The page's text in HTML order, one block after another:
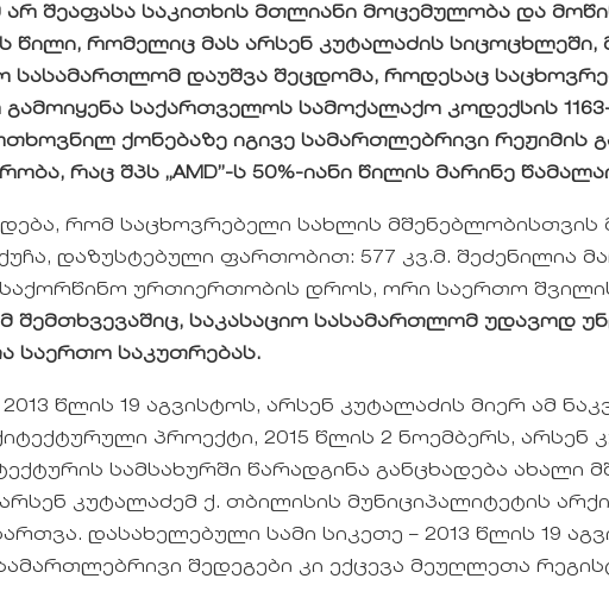
შეაფასა საკითხის მთლიანი მოცემულობა და
წილი, რომელიც მას არსენ კუტალაძის სიცოცხლეში,
სასამართლომ დაუშვა შეცდომა, როდესაც
საქართველოს სამოქალაქო კოდექსის
ქონებაზე იგივე სამართლებრივი რეჟიმის
რაც შპს „AMD”-ს 50%-იანი წილის მარინე
რომ საცხოვრებელი სახლის მშენებლობისთვის
დაზუსტებული ფართობით: 577 კვ.მ. შეძენილია
ურთიერთობის დროს, ორი საერთო
შემთხვევაშიც, საკასაციო სასამართლომ უდავოდ
საერთო საკუთრებას.
წლის 19 აგვისტოს, არსენ კუტალაძის მიერ ამ
პროექტი, 2015 წლის 2 ნოემბერს, არსენ
სამსახურში წარადგინა განცხადება ახალი
კუტალაძემ ქ. თბილისის მუნიციპალიტეტის
დასახელებული სამი სიკეთე – 2013 წლის 19
შედეგები კი ექცევა მეუღლეთა